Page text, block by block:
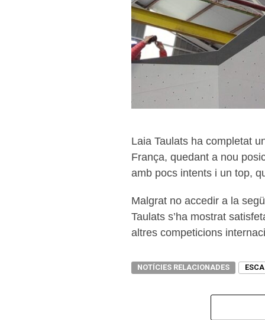
Laia Taulats ha completat
França, quedant a nou
amb pocs intents i un top,
Malgrat no accedir a la
Taulats s’ha mostrat
altres competicions
NOTÍCIES RELACIONADES